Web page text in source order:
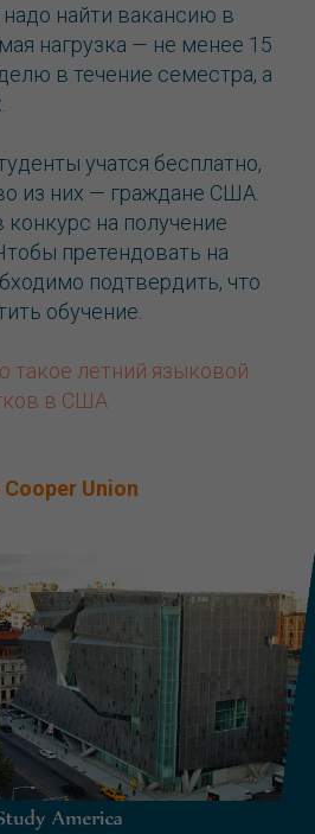
найти вакансию в
нагрузка — не менее 15
в течение семестра, а
учатся бесплатно,
из них — граждане США.
на получение
претендовать на
подтвердить, что
обучение.
такое летний языковой
в США
Cooper Union